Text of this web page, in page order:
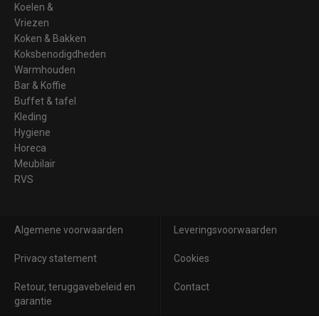
Koelen &
Vriezen
Koken & Bakken
Koksbenodigdheden
Warmhouden
Bar & Koffie
Buffet & tafel
Kleding
Hygiene
Horeca
Meubilair
RVS
Algemene voorwaarden Leveringsvoorwaarden
Privacy statement Cookies
Retour, teruggavebeleid en
garantie
Contact